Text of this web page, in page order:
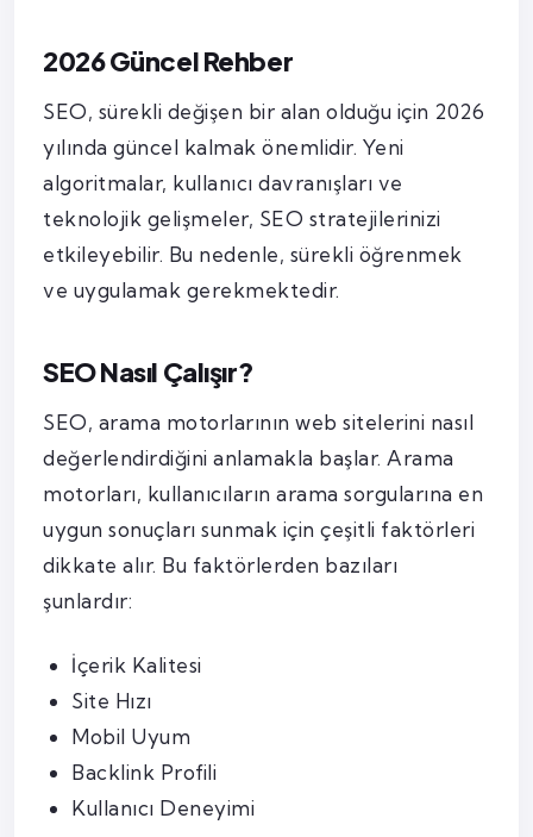
2026 Güncel Rehber
SEO, sürekli değişen bir alan olduğu için 2026
yılında güncel kalmak önemlidir. Yeni
algoritmalar, kullanıcı davranışları ve
teknolojik gelişmeler, SEO stratejilerinizi
etkileyebilir. Bu nedenle, sürekli öğrenmek
ve uygulamak gerekmektedir.
SEO Nasıl Çalışır?
SEO, arama motorlarının web sitelerini nasıl
değerlendirdiğini anlamakla başlar. Arama
motorları, kullanıcıların arama sorgularına en
uygun sonuçları sunmak için çeşitli faktörleri
dikkate alır. Bu faktörlerden bazıları
şunlardır:
İçerik Kalitesi
Site Hızı
Mobil Uyum
Backlink Profili
Kullanıcı Deneyimi